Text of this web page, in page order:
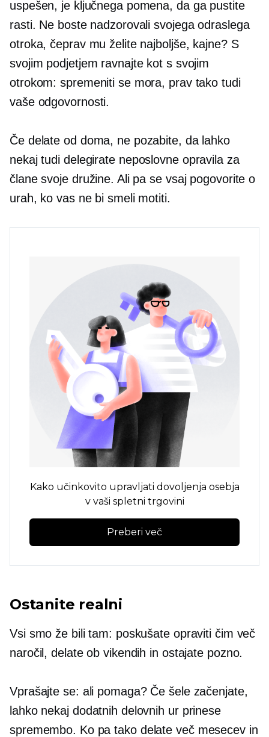
uspešen, je ključnega pomena, da ga pustite
rasti. Ne boste nadzorovali svojega odraslega
otroka, čeprav mu želite najboljše, kajne? S
svojim podjetjem ravnajte kot s svojim
otrokom: spremeniti se mora, prav tako tudi
vaše odgovornosti.
Če delate od doma, ne pozabite, da lahko
nekaj tudi delegirate neposlovneopravila za
člane svoje družine. Ali pa se vsaj pogovorite o
urah, ko vas ne bi smeli motiti.
Kako učinkovito upravljati dovoljenja osebja
v vaši spletni trgovini
Preberi več
Ostanite realni
Vsi smo že bili tam: poskušate opraviti čim več
naročil, delate ob vikendih in ostajate pozno.
Vprašajte se: ali pomaga? Če šele začenjate,
lahko nekaj dodatnih delovnih ur prinese
spremembo. Ko pa tako delate več mesecev in